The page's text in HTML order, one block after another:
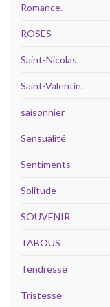
Romance.
ROSES
Saint-Nicolas
Saint-Valentin.
saisonnier
Sensualité
Sentiments
Solitude
SOUVENIR
TABOUS
Tendresse
Tristesse